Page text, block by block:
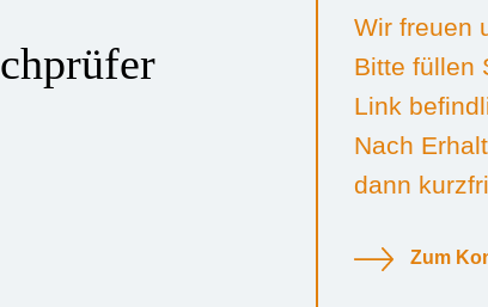
Wir freuen
Bitte füllen
Link
Nach
dann
Zum